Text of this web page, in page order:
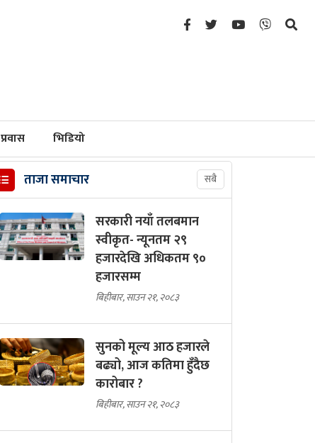
प्रवास भिडियो
ताजा समाचार सबै
सरकारी नयाँ तलबमान
स्वीकृत- न्यूनतम २९
हजारदेखि अधिकतम ९०
हजारसम्म
बिहीबार, साउन २१, २०८३
सुनको मूल्य आठ हजारले
बढ्यो, आज कतिमा हुँदैछ
कारोबार ?
बिहीबार, साउन २१, २०८३